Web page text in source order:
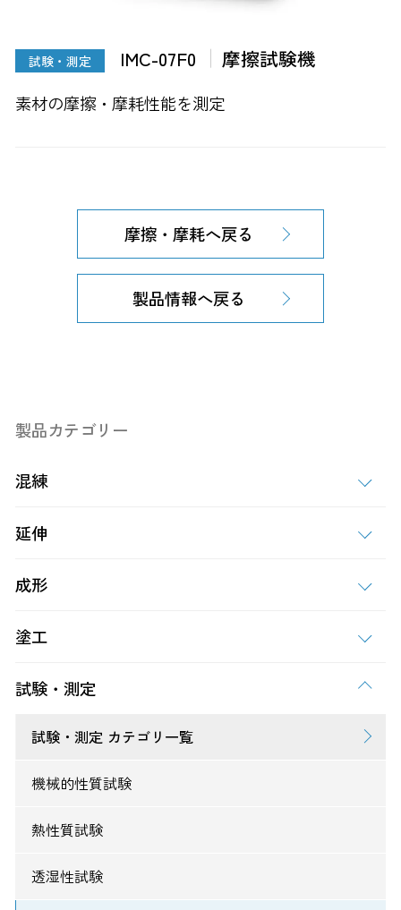
試験・測定 IMC-07F0 摩擦試験機
素材の摩擦・摩耗性能を測定
摩擦・摩耗へ戻る
製品情報へ戻る
製品カテゴリー
混練
延伸
成形
塗工
試験・測定
試験・測定 カテゴリ一覧
機械的性質試験
熱性質試験
透湿性試験